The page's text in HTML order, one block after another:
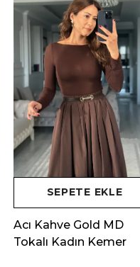
SEPETE EKLE
Acı Kahve Gold MD
Tokalı Kadın Kemer